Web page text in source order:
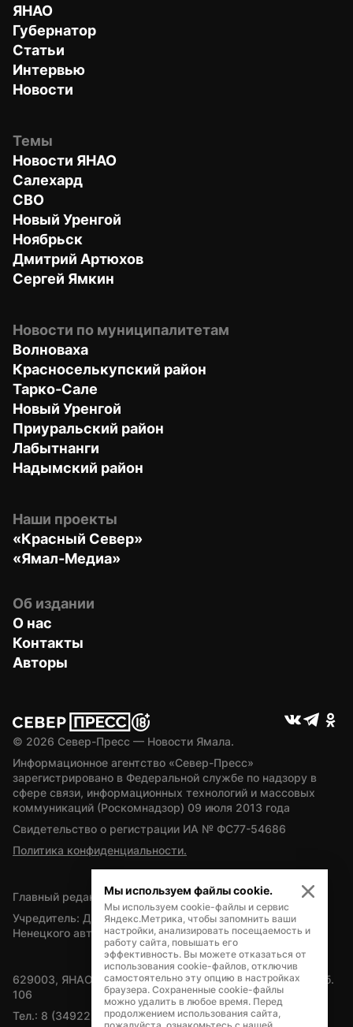
ЯНАО
Губернатор
Статьи
Интервью
Новости
Темы
Новости ЯНАО
Салехард
СВО
Новый Уренгой
Ноябрьск
Дмитрий Артюхов
Сергей Ямкин
Новости по муниципалитетам
Волноваха
Красноселькупский район
Тарко-Сале
Новый Уренгой
Приуральский район
Лабытнанги
Надымский район
Наши проекты
«Красный Север»
«Ямал-Медиа»
Об издании
О нас
Контакты
Авторы
© 2026 Север-Пресс — Новости Ямала.
Информационное агентство «Север-Пресс»
зарегистрировано в Федеральной службе по надзору в
сфере связи, информационных технологий и массовых
коммуникаций (Роскомнадзор) 09 июля 2013 года
Свидетельство о регистрации ИА № ФС77-54686
Политика конфиденциальности.
Главный редактор — А.Л. Поздеев
Учредитель: Департамент внутренней политики Ямало-
Ненецкого автономного округа
629003, ЯНАО, Салехард, мкр. Богдана Кнунянца, д.1, каб.
106
Тел.: 8 (34922) 71262
Мы используем файлы cookie.
Мы используем cookie-файлы и сервис
Яндекс.Метрика, чтобы запомнить ваши
настройки, анализировать посещаемость и
работу сайта, повышать его
эффективность. Вы можете отказаться от
использования cookie-файлов, отключив
самостоятельно эту опцию в настройках
браузера. Сохраненные cookie-файлы
можно удалить в любое время. Перед
продолжением использования сайта,